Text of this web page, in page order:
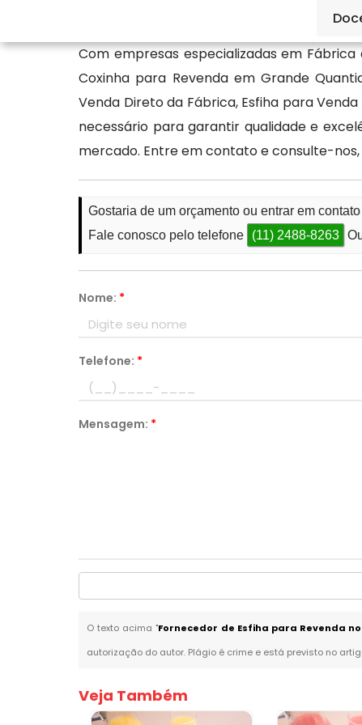
Com empresas especializadas em
Coxinha para Revenda em Grande
Venda Direto da Fábrica, Esfiha para
necessário para garantir qualidade e
mercado. Entre em contato e consulte-
Gostaria de um orçamento ou entrar em
Fale conosco pelo telefone
(11) 2488-8263
Nome: *
Telefone: *
Mensagem: *
O texto acima "Fornecedor de Esfiha para Revenda
autorização do autor. Plágio é crime e está previsto no
Veja Também